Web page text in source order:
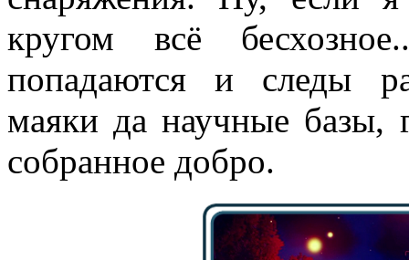
кругом всё
попадаются и следы
маяки да научные базы,
собранное добро.